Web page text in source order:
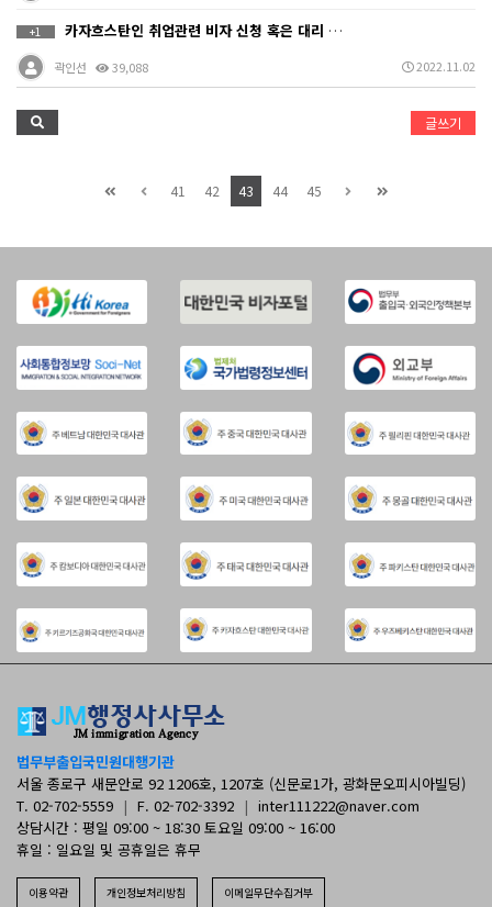
+1 카자흐스탄인 취업관련 비자 신청 혹은 대리 신청
곽인선 39,088 2022.11.02
글쓰기
41 42 43 44 45
법무부출입국민원대행기관
서울 종로구 새문안로 92 1206호, 1207호 (신문로1가, 광화문오피시아빌딩)
T. 02-702-5559 | F. 02-702-3392 | inter111222@naver.com
상담시간 : 평일 09:00 ~ 18:30 토요일 09:00 ~ 16:00
휴일 : 일요일 및 공휴일은 휴무
이용약관 개인정보처리방침 이메일무단수집거부